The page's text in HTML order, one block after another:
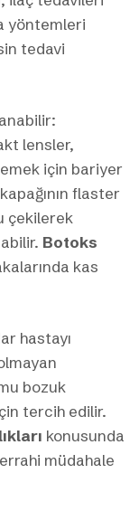
yöntemleri
tedavi
lensler,
için bariyer
flaster
çekilerek
Botoks
kas
hastayı
bozuk
tercih edilir.
konusunda
müdahale